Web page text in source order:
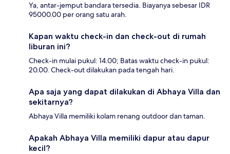
Ya, antar-jemput bandara tersedia. Biayanya sebesar IDR
95000.00 per orang satu arah.
Kapan waktu check-in dan check-out di rumah
liburan ini?
Check-in mulai pukul: 14.00; Batas waktu check-in pukul:
20.00. Check-out dilakukan pada tengah hari.
Apa saja yang dapat dilakukan di Abhaya Villa dan
sekitarnya?
Abhaya Villa memiliki kolam renang outdoor dan taman.
Apakah Abhaya Villa memiliki dapur atau dapur
kecil?